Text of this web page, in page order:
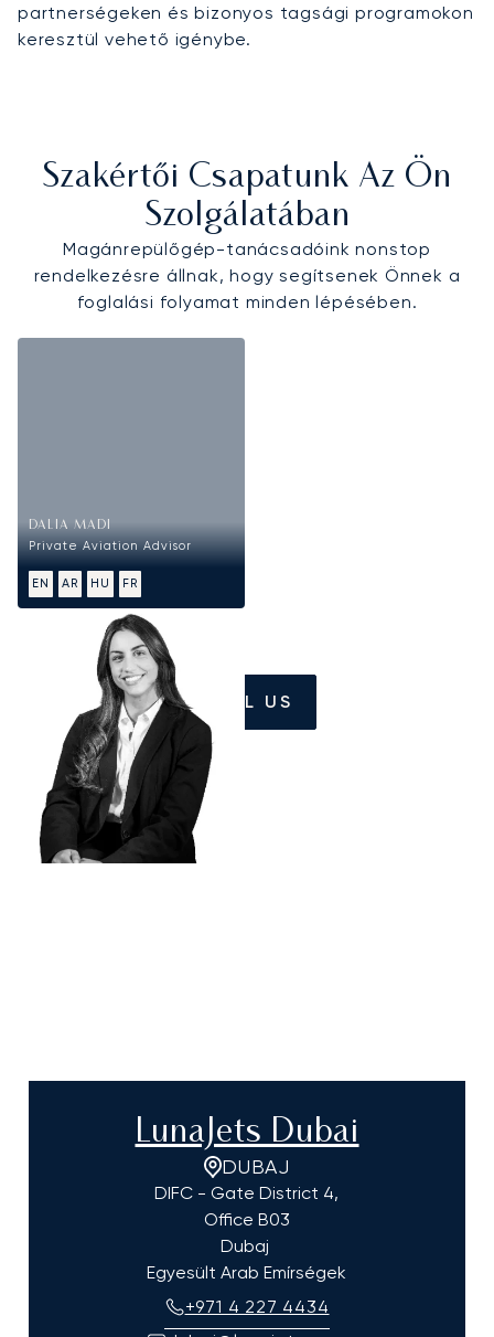
partnerségeken és bizonyos tagsági programokon
keresztül vehető igénybe.
Szakértői Csapatunk Az Ön
Szolgálatában
Magánrepülőgép-tanácsadóink nonstop
rendelkezésre állnak, hogy segítsenek Önnek a
foglalási folyamat minden lépésében.
DALIA MADI
Private Aviation Advisor
EN AR HU FR
CALL US
LunaJets Dubai
DUBAJ
DIFC - Gate District 4,
Office B03
Dubaj
Egyesült Arab Emírségek
+971 4 227 4434